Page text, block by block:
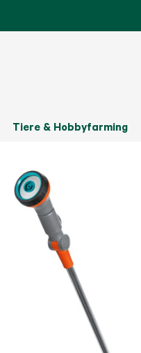
Tiere & Hobbyfarming